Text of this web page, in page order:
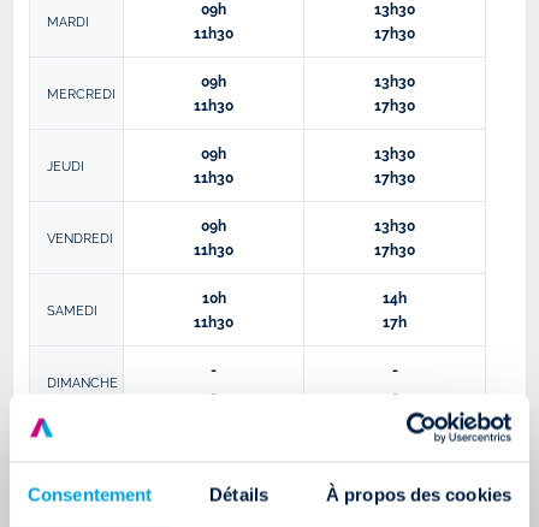
Consentement Détails À propos des cookies
MARDI
09h
11h30
13h30
17h30
MERCREDI
09h
11h30
13h30
17h30
JEUDI
09h
11h30
13h30
17h30
VENDREDI
09h
11h30
13h30
17h30
SAMEDI
10h
11h30
14h
17h
DIMANCHE
-
-
-
-